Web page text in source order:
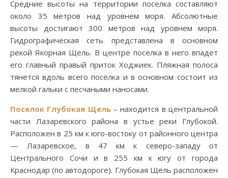
Средние высоты на территории поселка составляют
около 35 метров над уровнем моря. Абсолютные
высоты достигают 300 метров над уровнем моря.
Гидрографическая сеть представлена в основном
рекой Якорная Щель. В центре поселка в него впадет
его главный правый приток Ходжиек. Пляжная полоса
тянется вдоль всего посёлка и в основном состоит из
мелкой гальки с песчаными наносами.
Поселок Глубокая Щель – находится в центральной
части Лазаревского района в устье реки Глубокой.
Расположен в 25 км к юго-востоку от районного центра
— Лазаревское, в 47 км к северо-западу от
Центрального Сочи и в 255 км к югу от города
Краснодар (по автодороге). Глубокая Щель расположен